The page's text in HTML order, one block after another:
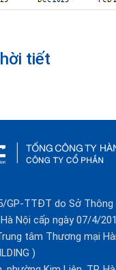
tiết
GP-TTĐT do Sở Thông
Nội cấp ngày 07/4/
tâm Thương mại
)